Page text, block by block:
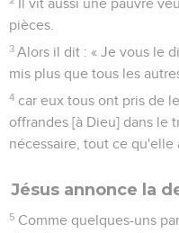
Il vit aussi une pauvre
pièces.
3 Alors il dit : « Je vous le
mis plus que tous les
4 car eux tous ont pris de
offrandes [à Dieu] dans le
nécessaire, tout ce qu'elle
Jésus annonce la
5 Comme quelques-uns